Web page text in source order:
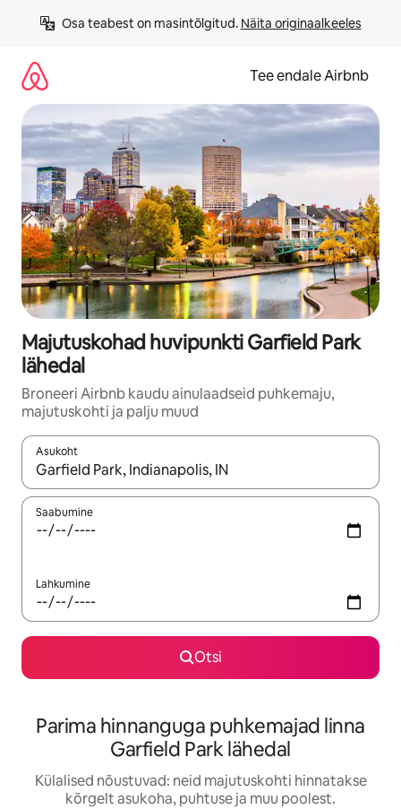
Osa teabest on masintõlgitud. Näita originaalkeeles
Tee endale Airbnb
Majutuskohad huvipunkti Garfield Park
lähedal
Broneeri Airbnb kaudu ainulaadseid puhkemaju,
majutuskohti ja palju muud
Asukoht
Kui tulemused on kuvatud, liigu ekraanil nooleklahvidega või
Saabumine
Lahkumine
Otsi
Parima hinnanguga puhkemajad linna
Garfield Park lähedal
Külalised nõustuvad: neid majutuskohti hinnatakse
kõrgelt asukoha, puhtuse ja muu poolest.